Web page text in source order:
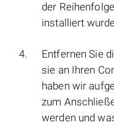
der
installiert
Entfernen Sie
sie an Ihren
haben wir
zum
werden und